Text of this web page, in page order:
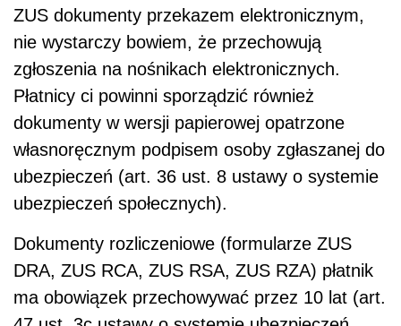
ZUS dokumenty przekazem elektronicznym,
nie wystarczy bowiem, że przechowują
zgłoszenia na nośnikach elektronicznych.
Płatnicy ci powinni sporządzić również
dokumenty w wersji papierowej opatrzone
własnoręcznym podpisem osoby zgłaszanej do
ubezpieczeń (art. 36 ust. 8 ustawy o systemie
ubezpieczeń społecznych).
Dokumenty rozliczeniowe (formularze ZUS
DRA, ZUS RCA, ZUS RSA, ZUS RZA) płatnik
ma obowiązek przechowywać przez 10 lat (art.